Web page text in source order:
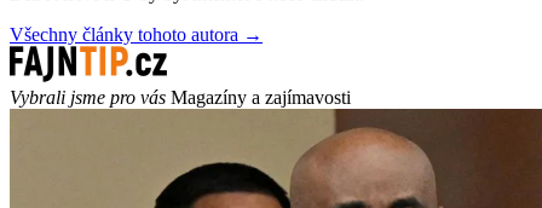
Všechny články tohoto autora →
Vybrali jsme pro vás Magazíny a zajímavosti